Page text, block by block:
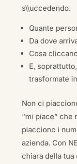
s\\uccedendo.
Quante
Da dove
Cosa
E,
trasformate
Non ci
“mi piace” che
piacciono i
azienda. Con
chiara della